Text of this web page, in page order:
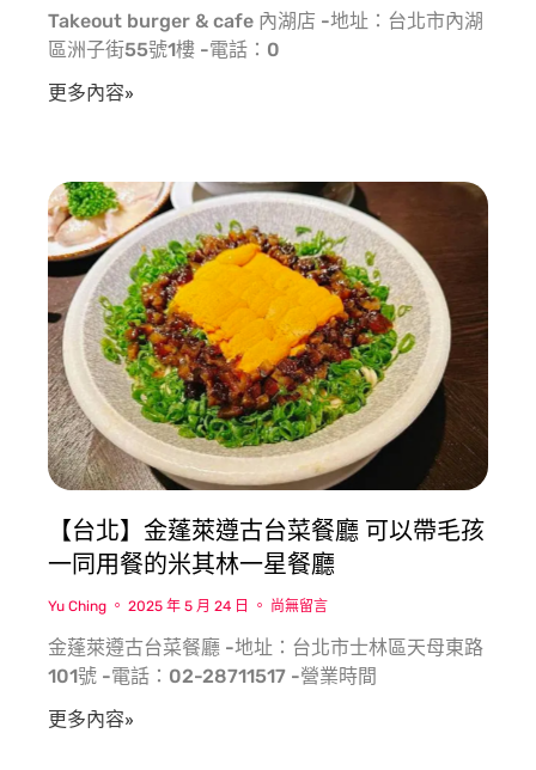
Takeout burger & cafe 內湖店 -地址：台北市內湖
區洲子街55號1樓 -電話：0
更多內容»
【台北】金蓬萊遵古台菜餐廳 可以帶毛孩
一同用餐的米其林一星餐廳
Yu Ching 2025 年 5 月 24 日 尚無留言
金蓬萊遵古台菜餐廳 -地址：台北市士林區天母東路
101號 -電話：02-28711517 -營業時間
更多內容»